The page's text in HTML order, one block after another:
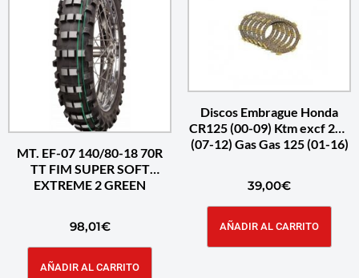
MT. EF-07 140/80-18 70R
TT FIM SUPER SOFT
EXTREME 2 GREEN
98,01€
AÑADIR AL CARRITO
Discos Embrague Honda
CR125 (00-09) Ktm excf 250
(07-12) Gas Gas 125 (01-16)
39,00€
AÑADIR AL CARRITO